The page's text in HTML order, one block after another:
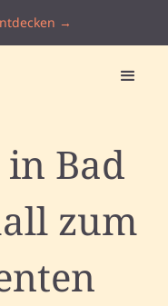
→
Bad
zum